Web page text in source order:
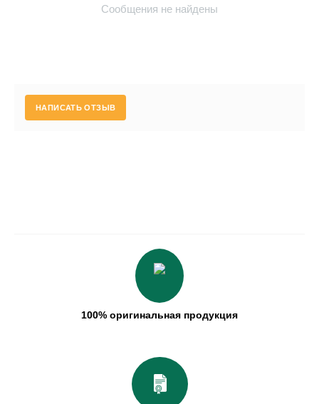
Сообщения не найдены
НАПИСАТЬ ОТЗЫВ
100% оригинальная продукция